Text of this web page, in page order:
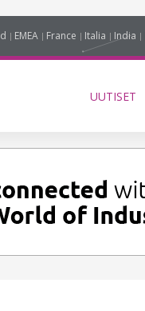
EMEA France Italia India
UUTISET